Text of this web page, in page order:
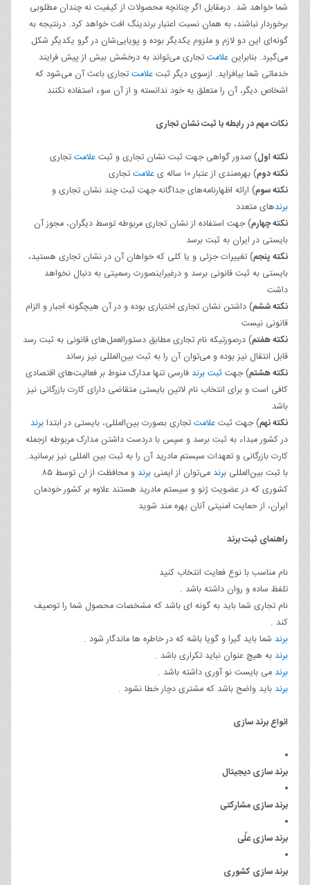
شما خواهد شد. درمقابل اگر چنانچه محصولات از کیفیت نه چندان مطلوبی
برخوردار نباشند، به همان نسبت اعتبار برندینگ افت خواهد کرد. درنتیجه به
گونه‌ای این دو لازم و ملزوم یکدیگر بوده و پویایی‌شان در گرو یکدیگر شکل
می‌گیرد. بنابراین علامتتجاری می‌تواند به درخشش بیش از پیش فرایند
خدماتی شما بیافزاید. ازسوی دیگر ثبتعلامتتجاری باعث آن می‌شود که
اشخاص دیگر، آن را متعلق به خود ندانسته و از آن سوء استفاده نکنند
نکات مهم در رابطه با ثبت نشان تجاری
نکته اول) صدور گواهی جهت ثبت نشان تجاری و ثبتعلامتتجاری
نکته دوم) بهره‌مندی از عتبار ۱۰ ساله ی علامتتجاری
نکته سوم) ارائه اظهارنامه‌های جداگانه جهت ثبت چند نشان تجاری و
برند‌های متعدد
نکته چهارم) جهت استفاده از نشان تجاری مربوطه توسط دیگران، مجوز آن
بایستی در ایران به ثبت برسد
نکته پنجم) تغییرات جزئی و یا کلی که خواهان آن در نشان تجاری هستید،
بایستی به ثبت قانونی برسد و درغیراینصورت رسمیتی به دنبال نخواهد
داشت
نکته ششم) داشتن نشان تجاری اختیاری بوده و در آن هیچگونه اجبار و الزام
قانونی نیست
نکته هفتم) درصورتیکه نام تجاری مطابق دستورالعمل‌های قانونی به ثبت رسد
قابل انتقال نیز بوده و می‌توان آن را به ثبت بین‌المللی نیز رساند
نکته هشتم) جهتثبت برند فارسی تنها مدارک منوط بر فعالیت‌های اقتصادی
کافی است و برای انتخاب نام لاتین بایستی متقاضی دارای کارت بازرگانی نیز
باشد
نکته نهم) جهت ثبتعلامتتجاری بصورت بین‌المللی، بایستی در ابتدابرند
در کشور مبداء به ثبت برسد و سپس با دردست داشتن مدارک مربوطه ازجمله
کارت بازرگانی و تعهدات سیستم مادرید آن را به ثبت بین المللی نیز برسانید.
با ثبت بین‌المللی برند می‌توان از ایمنی برند
و محافظت از ان توسط ۸۵
کشوری که در عضویت ژنو و سیستم مادرید هستند علاوه بر کشور خودمان
ایران، از حمایت امنیتی آنان بهره مند شوید
راهنمای ثبت برند
نام مناسب با نوع فعایت انتخاب کنید
تلفظ ساده و روان داشته باشد .
نام تجاری شما باید به گونه ای باشد که مشخصات محصول شما را توصیف
کند .
برند شما باید گیرا و گویا باشه که در خاطره ها ماندگار شود .
برند به هیچ عنوان نباید تکراری باشد .
برند می بایست نو آوری داشته باشد .
برند باید واضح باشد که مشتری دچار خطا نشود .
انواع برند سازی
برند سازی دیجیتال
برند سازی مشارکتی
برند سازی علًی
برند سازی کشوری